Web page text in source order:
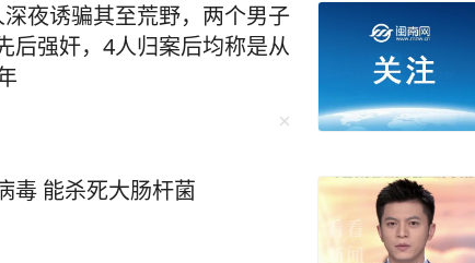
夜诱骗其至荒野，两个男子
后强奸，4人归案后均称是从
毒 能杀死大肠杆菌